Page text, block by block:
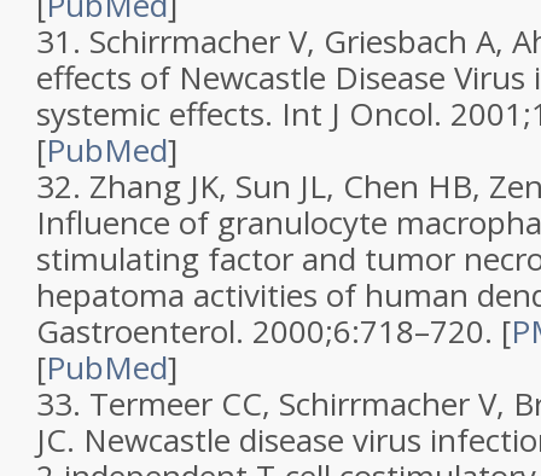
31. Schirrmacher V, Griesbach A,
effects of Newcastle Disease Virus
systemic effects. Int J Oncol. 2001;
[PubMed]
32. Zhang JK, Sun JL, Chen HB,
Influence of granulocyte
stimulating factor and tumor
hepatoma activities of human
Gastroenterol. 2000;6:718–720. [
[PubMed]
33. Termeer CC, Schirrmacher V,
JC. Newcastle disease virus